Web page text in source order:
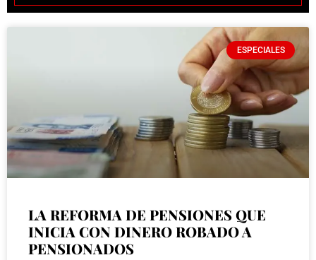
ESPECIALES
LA REFORMA DE PENSIONES QUE
INICIA CON DINERO ROBADO A
PENSIONADOS